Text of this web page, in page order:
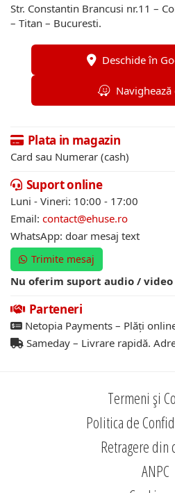
Str. Constantin Brancusi nr.11 –
– Titan – Bucuresti.
Deschide în
Navighează
Plata in magazin
Card sau Numerar (cash)
Suport online
Luni - Vineri: 10:00 - 17:00
Email: contact@ehuse.ro
WhatsApp: doar mesaj text
Trimite mesaj
Nu oferim suport audio / video
Parteneri
Netopia Payments – Plăți
Sameday – Livrare rapidă.
Termeni și
Politica de
Retragere din
ANPC